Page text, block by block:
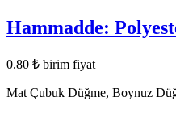
Hammadde:
0.80 ₺ birim fiyat
Mat Çubuk Düğme, Boynuz